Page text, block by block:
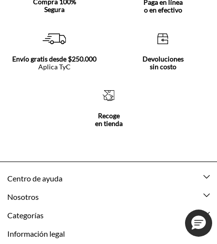
Compra 100%
Segura
Paga en línea
o en efectivo
Envío gratis desde $250.000
Aplica TyC
Devoluciones
sin costo
Recoge
en tienda
Centro de ayuda
Mis pedidos
Nosotros
Acerca de Tennis
Categorías
Nuevo
Información legal